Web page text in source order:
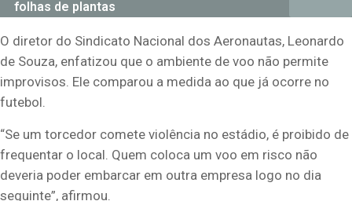
folhas de plantas
O diretor do Sindicato Nacional dos Aeronautas, Leonardo
de Souza, enfatizou que o ambiente de voo não permite
improvisos. Ele comparou a medida ao que já ocorre no
futebol.
“Se um torcedor comete violência no estádio, é proibido de
frequentar o local. Quem coloca um voo em risco não
deveria poder embarcar em outra empresa logo no dia
seguinte”, afirmou.